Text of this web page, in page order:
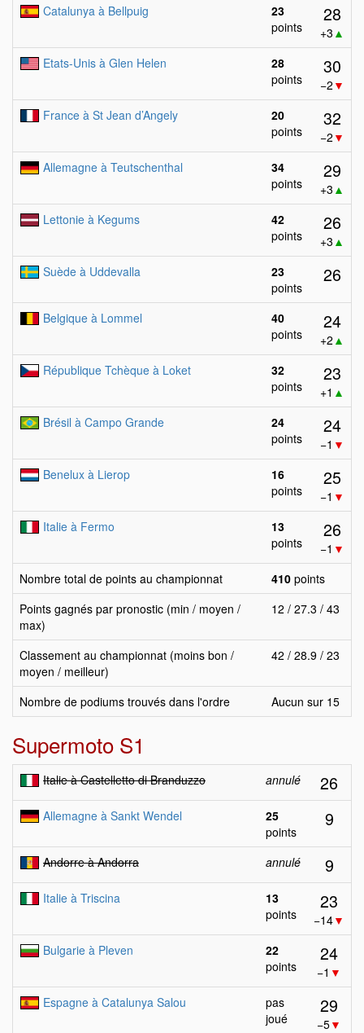
Catalunya à Bellpuig
23
points
28
+3 ▲
Etats-Unis à Glen Helen
28
points
30
−2 ▼
France à St Jean d’Angely
20
points
32
−2 ▼
Allemagne à Teutschenthal
34
points
29
+3 ▲
Lettonie à Kegums
42
points
26
+3 ▲
Suède à Uddevalla
23
points
26
Belgique à Lommel
40
points
24
+2 ▲
République Tchèque à Loket
32
points
23
+1 ▲
Brésil à Campo Grande
24
points
24
−1 ▼
Benelux à Lierop
16
points
25
−1 ▼
Italie à Fermo
13
points
26
−1 ▼
Nombre total de points au championnat
410 points
Points gagnés par pronostic (min / moyen /
max)
12 / 27.3 / 43
Classement au championnat (moins bon /
moyen / meilleur)
42 / 28.9 / 23
Nombre de podiums trouvés dans l'ordre Aucun sur 15
Supermoto S1
Italie à Castelletto di Branduzzo annulé 26
Allemagne à Sankt Wendel
25
points
9
Andorre à Andorra annulé 9
Italie à Triscina
13
points
23
−14▼
Bulgarie à Pleven
22
points
24
−1 ▼
Espagne à Catalunya Salou
pas
joué
29
−5▼